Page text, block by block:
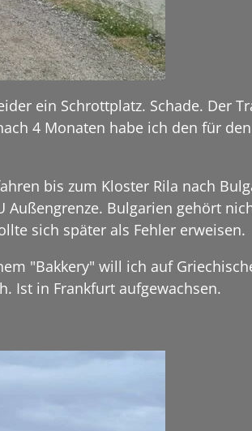
ein Schrottplatz. Schade. Der
4 Monaten habe ich den für
bis zum Kloster Rila nach
Bulgarien gehört
sich später als Fehler erweisen.
"Bakkery" will ich auf
Ist in Frankfurt aufgewachsen.